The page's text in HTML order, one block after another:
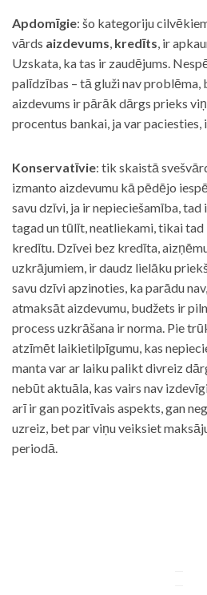
Apdomīgie: šo kategoriju
vārds aizdevums, kredīts, ir
Uzskata, ka tas ir zaudējums.
palīdzības – tā gluži nav problēma,
aizdevums ir pārāk dārgs prieks
procentus bankai, ja var
Konservatīvie: tik skaistā
izmanto aizdevumu kā pēdējo
savu dzīvi, ja ir nepieciešamība, tad
tagad un tūlīt, neatliekami, tikai tad
kredītu. Dzīvei bez kredīta,
uzkrājumiem, ir daudz lielāku
savu dzīvi apzinoties, ka parādu
atmaksāt aizdevumu, budžets ir
process uzkrāšana ir norma. Pie
atzīmēt laikietilpīgumu, kas
manta var ar laiku palikt divreiz
nebūt aktuāla, kas vairs nav
arī ir gan pozitīvais aspekts, gan
uzreiz, bet par viņu veiksiet
periodā.